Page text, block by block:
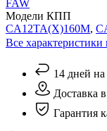
FAW
Модели КПП
CA12TA(X)160M,
Все
14 дней на
Доставка
Гарантия